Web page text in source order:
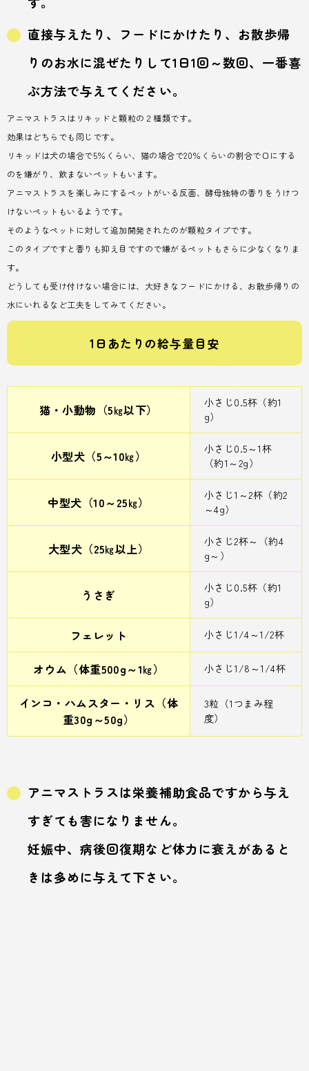
直接与えたり、フードにかけたり、お散歩帰
りのお水に混ぜたりして1日1回～数回、一番喜
ぶ方法で与えてください。
アニマストラスはリキッドと顆粒の２種類です。
効果はどちらでも同じです。
リキッドは犬の場合で5％くらい、猫の場合で20％くらいの割合で口にする
のを嫌がり、飲まないペットもいます。
アニマストラスを楽しみにするペットがいる反面、酵母独特の香りをうけつ
けないペットもいるようです。
そのようなペットに対して追加開発されたのが顆粒タイプです。
このタイプですと香りも抑え目ですので嫌がるペットもさらに少なくなりま
す。
どうしても受け付けない場合には、大好きなフードにかける、お散歩帰りの
水にいれるなど工夫をしてみてください。
1日あたりの給与量目安
猫・小動物（5㎏以下）
小さじ0.5杯（約1
g）
小型犬（5～10㎏）
小さじ0.5～1杯
（約1～2g）
中型犬（10～25㎏）
小さじ1～2杯（約2
～4g）
大型犬（25㎏以上）
小さじ2杯～（約4
g～）
うさぎ
小さじ0.5杯（約1
g）
フェレット 小さじ1/4～1/2杯
オウム（体重500g～1㎏） 小さじ1/8～1/4杯
インコ・ハムスター・リス（体
重30g～50g）
3粒（1つまみ程
度）
アニマストラスは栄養補助食品ですから与え
すぎても害になりません。
妊娠中、病後回復期など体力に衰えがあると
きは多めに与えて下さい。